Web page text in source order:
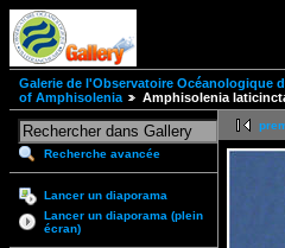
Galerie de l'Observatoire Océanologique
of Amphisolenia
Amphisolenia
Recherche avancée
Lancer un diaporama
Lancer un diaporama (plein
écran)